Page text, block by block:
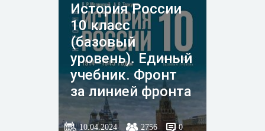
national identity and values like
unity and sacrifice.
История России
10 класс
(базовый
уровень). Единый
учебник. Фронт
за линией фронта
10.04.2024 2756 0